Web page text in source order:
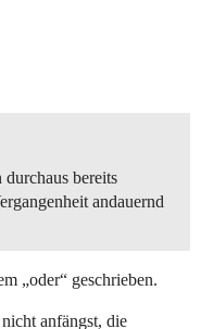
bereits
andauernd
„oder“ geschrieben.
anfängst, die